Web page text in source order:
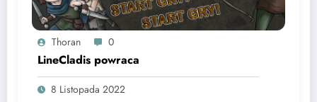
Thoran 0
LineCladis powraca
8 Listopada 2022